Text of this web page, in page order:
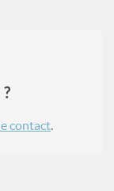
contact.